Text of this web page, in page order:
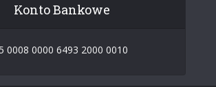
Konto Bankowe
0008 0000 6493 2000 0010